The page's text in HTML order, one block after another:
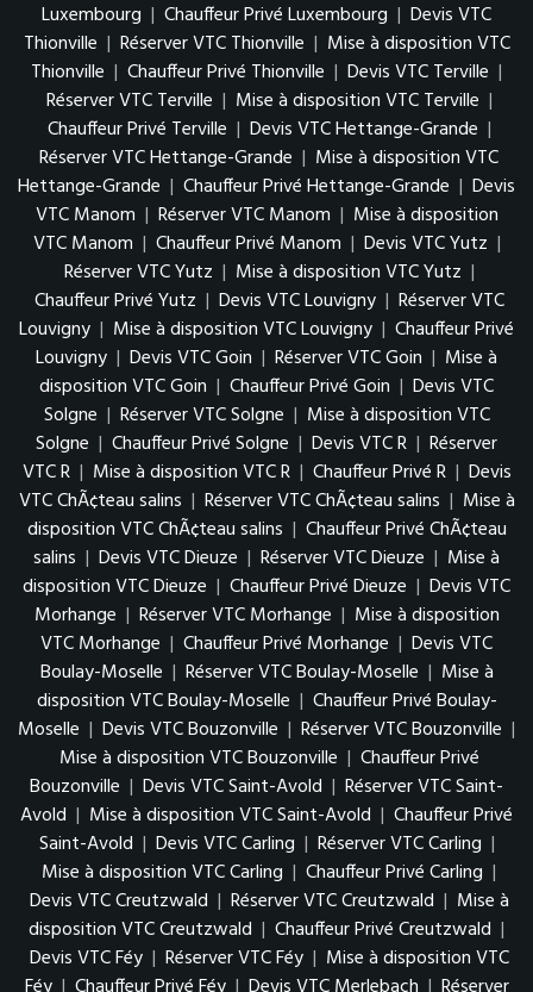
Luxembourg | Chauffeur Privé Luxembourg | Devis VTC
Thionville | Réserver VTC Thionville | Mise à disposition VTC
Thionville | Chauffeur Privé Thionville | Devis VTC Terville |
Réserver VTC Terville | Mise à disposition VTC Terville |
Chauffeur Privé Terville | Devis VTC Hettange-Grande |
Réserver VTC Hettange-Grande | Mise à disposition VTC
Hettange-Grande | Chauffeur Privé Hettange-Grande | Devis
VTC Manom | Réserver VTC Manom | Mise à disposition
VTC Manom | Chauffeur Privé Manom | Devis VTC Yutz |
Réserver VTC Yutz | Mise à disposition VTC Yutz |
Chauffeur Privé Yutz | Devis VTC Louvigny | Réserver VTC
Louvigny | Mise à disposition VTC Louvigny | Chauffeur Privé
Louvigny | Devis VTC Goin | Réserver VTC Goin | Mise à
disposition VTC Goin | Chauffeur Privé Goin | Devis VTC
Solgne | Réserver VTC Solgne | Mise à disposition VTC
Solgne | Chauffeur Privé Solgne | Devis VTC R | Réserver
VTC R | Mise à disposition VTC R | Chauffeur Privé R | Devis
VTC ChÃ¢teau salins | Réserver VTC ChÃ¢teau salins | Mise à
disposition VTC ChÃ¢teau salins | Chauffeur Privé ChÃ¢teau
salins | Devis VTC Dieuze | Réserver VTC Dieuze | Mise à
disposition VTC Dieuze | Chauffeur Privé Dieuze | Devis VTC
Morhange | Réserver VTC Morhange | Mise à disposition
VTC Morhange | Chauffeur Privé Morhange | Devis VTC
Boulay-Moselle | Réserver VTC Boulay-Moselle | Mise à
disposition VTC Boulay-Moselle | Chauffeur Privé Boulay-
Moselle | Devis VTC Bouzonville | Réserver VTC Bouzonville |
Mise à disposition VTC Bouzonville | Chauffeur Privé
Bouzonville | Devis VTC Saint-Avold | Réserver VTC Saint-
Avold | Mise à disposition VTC Saint-Avold | Chauffeur Privé
Saint-Avold | Devis VTC Carling | Réserver VTC Carling |
Mise à disposition VTC Carling | Chauffeur Privé Carling |
Devis VTC Creutzwald | Réserver VTC Creutzwald | Mise à
disposition VTC Creutzwald | Chauffeur Privé Creutzwald |
Devis VTC Féy | Réserver VTC Féy | Mise à disposition VTC